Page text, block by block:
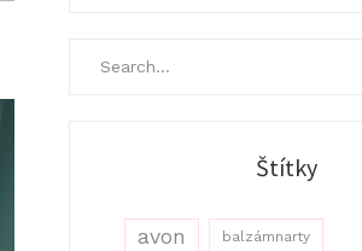
Štítky
avon balzámnarty